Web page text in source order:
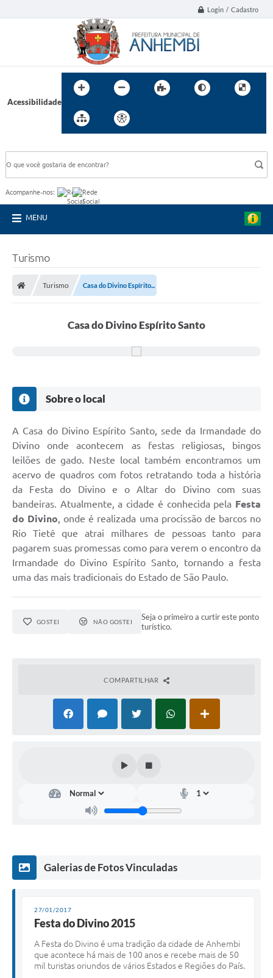
Login / Cadastro
Acessibilidade
Acompanhe-nos:
MENU
Turismo
Turismo Casa do Divino Espírito...
Casa do Divino Espírito Santo
Sobre o local
A Casa do Divino Espírito Santo, sede da Irmandade do
Divino onde acontecem as festas religiosas, bingos
leilões de gado. Neste local também encontramos um
acervo de quadros com fotos retratando toda a história
da Festa do Divino e o Altar do Divino com suas
bandeiras. Atualmente, a cidade é conhecida pela Festa
do Divino, onde é realizada uma procissão de barcos no
Rio Tietê que atrai milhares de pessoas tanto para
pagarem suas promessas como para verem o encontro da
Irmandade do Divino Espírito Santo, tornando a festa
uma das mais tradicionais do Estado de São Paulo.
GOSTEI NÃO GOSTEI
Seja o primeiro a curtir este ponto
turístico.
COMPARTILHAR
Galerias de Fotos Vinculadas
27/01/2017
Festa do Divino 2015
A Festa do Divino é uma tradição da cidade de Anhembi
que acontece há mais de 100 anos e recebe mais de 50
mil turistas oriundos de vários Estados e Regiões do País.